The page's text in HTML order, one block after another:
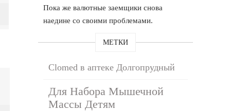
Пока же валютные заемщики снова
наедине со своими проблемами.
МЕТКИ
Clomed в аптеке Долгопрудный
Для Набора Мышечной
Массы Детям